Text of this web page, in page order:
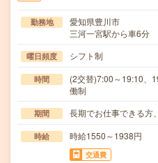
勤務地
愛知県豊川市
三河一宮駅から車6分
曜日頻度 シフト制
時間
(2交替)7:00～19:10
働制
期間 長期でお仕事できる方
時給 時給1550～1938円
交通費